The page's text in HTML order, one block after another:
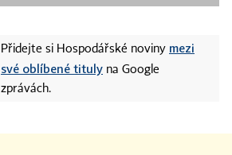
Přidejte si Hospodářské noviny mezi
své oblíbené tituly na Google
zprávách.